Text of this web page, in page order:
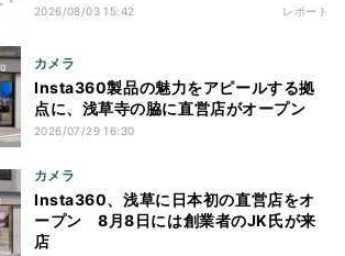
2026/08/03 15:42 レポート
カメラ
Insta360製品の魅力をアピールする拠
点に、浅草寺の脇に直営店がオープン
2026/07/29 16:30
カメラ
Insta360、浅草に日本初の直営店をオ
ープン 8月8日には創業者のJK氏が来
店